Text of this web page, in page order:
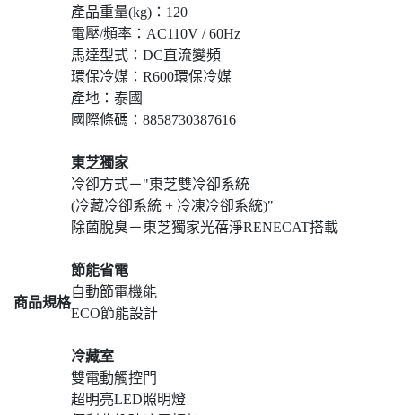
商品規格
產品重量(kg)：120
電壓/頻率：AC110V / 60Hz
馬達型式：DC直流變頻
環保冷媒：R600環保冷媒
產地：泰國
國際條碼：8858730387616
東芝獨家
冷卻方式－"東芝雙冷卻系統
(冷藏冷卻系統 + 冷凍冷卻系統)"
除菌脫臭－東芝獨家光蓓淨RENECAT搭載
節能省電
自動節電機能
ECO節能設計
冷藏室
雙電動觸控門
超明亮LED照明燈